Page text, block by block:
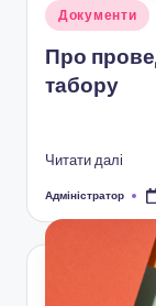
Опубліковано
Документи
Про
табору
Читати далі
Опубліковано
Адміністратор